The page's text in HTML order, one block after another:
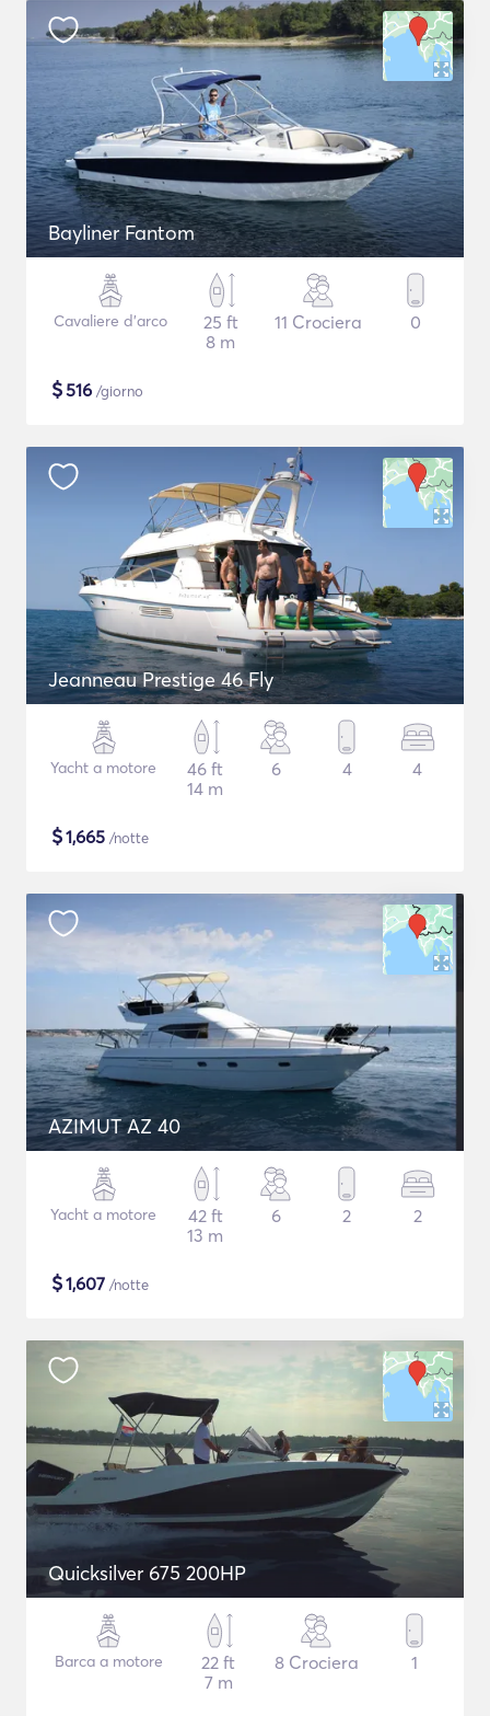
Bayliner Fantom
Cavaliere d'arco
25 ft
8 m
11 Crociera 0
$516 /giorno
Jeanneau Prestige 46 Fly
Yacht a motore
46 ft
14 m
6 4 4
$1,665 /notte
AZIMUT AZ 40
Yacht a motore
42 ft
13 m
6 2 2
$1,607 /notte
Quicksilver 675 200HP
Barca a motore
22 ft
7 m
8 Crociera 1